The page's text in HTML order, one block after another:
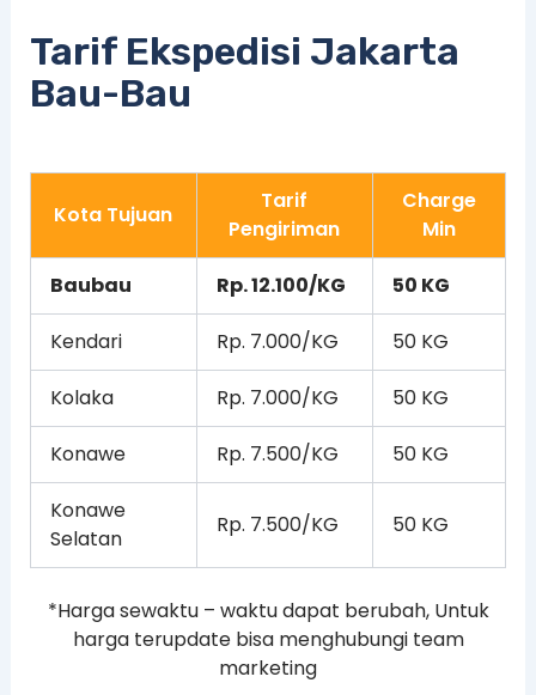
Tarif Ekspedisi Jakarta
Bau-Bau
Kota Tujuan
Tarif
Pengiriman
Charge
Min
Baubau Rp. 12.100/KG 50 KG
Kendari Rp. 7.000/KG 50 KG
Kolaka Rp. 7.000/KG 50 KG
Konawe Rp. 7.500/KG 50 KG
Konawe
Selatan
Rp. 7.500/KG 50 KG
*Harga sewaktu – waktu dapat berubah, Untuk
harga terupdate bisa menghubungi team
marketing